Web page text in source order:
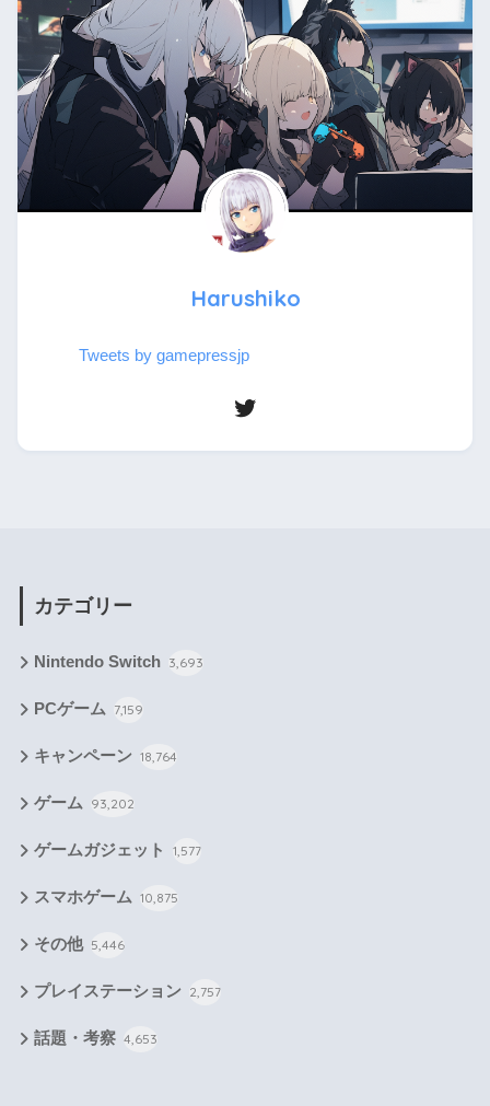
Harushiko
Tweets by gamepressjp
カテゴリー
Nintendo Switch 3,693
PCゲーム 7,159
キャンペーン 18,764
ゲーム 93,202
ゲームガジェット 1,577
スマホゲーム 10,875
その他 5,446
プレイステーション 2,757
話題・考察 4,653